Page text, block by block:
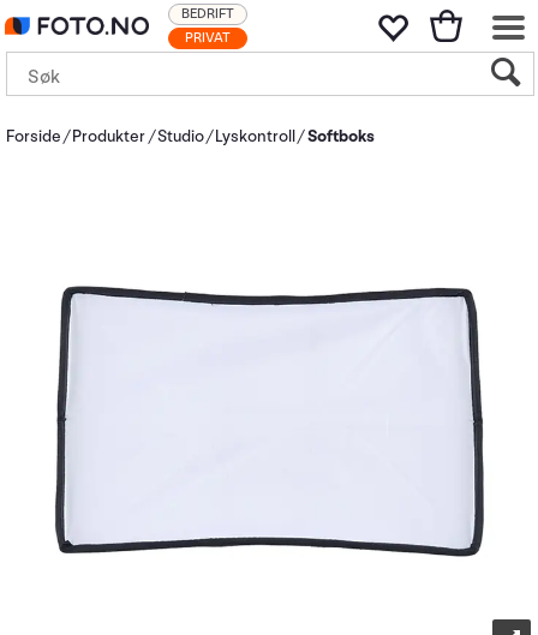
PRIVAT
BEDRIFT
Forside Produkter Studio Lyskontroll Softboks